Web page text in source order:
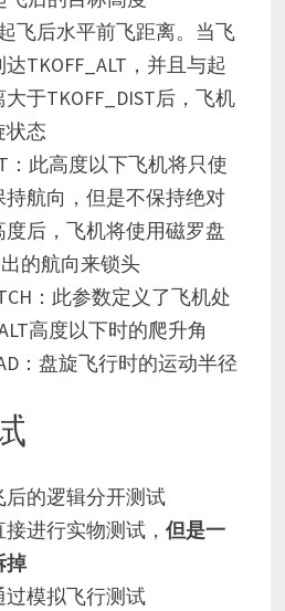
飞后水平前飞距离。当飞
TKOFF_ALT，并且与起
于TKOFF_DIST后，飞机
状态
：此高度以下飞机将只使
持航向，但是不保持绝对
后，飞机将使用磁罗盘
的航向来锁头
：此参数定义了飞机处
高度以下时的爬升角
：盘旋飞行时的运动半径
的逻辑分开测试
进行实物测试， 但是一
掉
模拟飞行测试